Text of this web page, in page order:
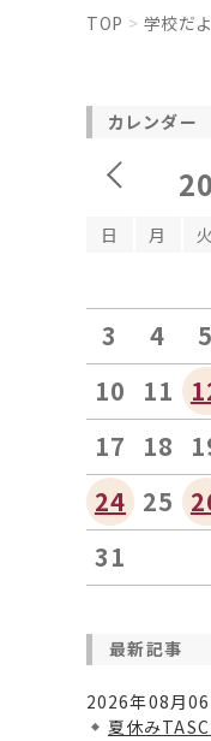
TOP 学校だ
カレンダー
日 月 火
3
4 5
10
11
17
18
24 25
31
最新記事
2026年08月06
夏休みTASC